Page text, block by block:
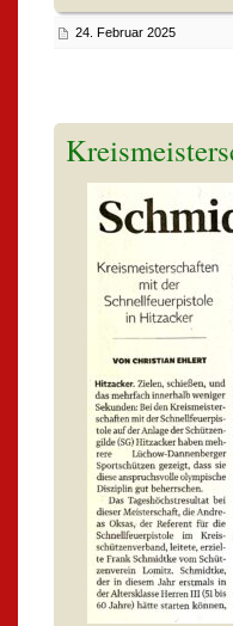
24. Februar 2025